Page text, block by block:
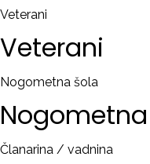
Veterani
Veterani
Nogometna šola
Nogometna
Članarina / vadnina